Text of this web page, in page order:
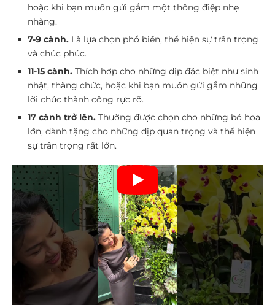
hoặc khi bạn muốn gửi gắm một thông điệp nhẹ
nhàng.
7-9 cành. Là lựa chọn phổ biến, thể hiện sự trân trọng
và chúc phúc.
11-15 cành. Thích hợp cho những dịp đặc biệt như sinh
nhật, thăng chức, hoặc khi bạn muốn gửi gắm những
lời chúc thành công rực rỡ.
17 cành trở lên. Thường được chọn cho những bó hoa
lớn, dành tặng cho những dịp quan trọng và thể hiện
sự trân trọng rất lớn.